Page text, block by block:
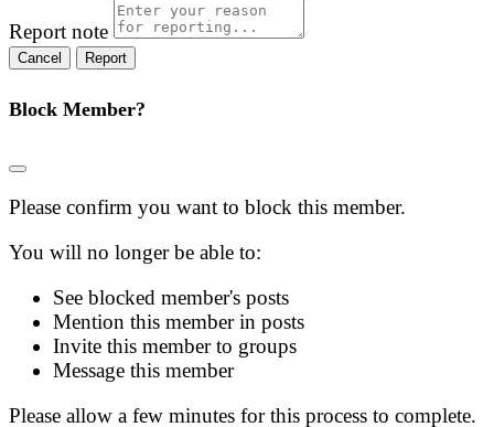
Report note
Report
Block Member?
Please confirm you want to block this member.
You will no longer be able to:
See blocked member's posts
Mention this member in posts
Invite this member to groups
Message this member
Please allow a few minutes for this process to complete.